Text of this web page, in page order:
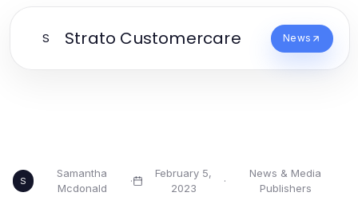
S Strato Customercare News
S
Samantha
Mcdonald
·
February 5,
2023
·
News & Media
Publishers